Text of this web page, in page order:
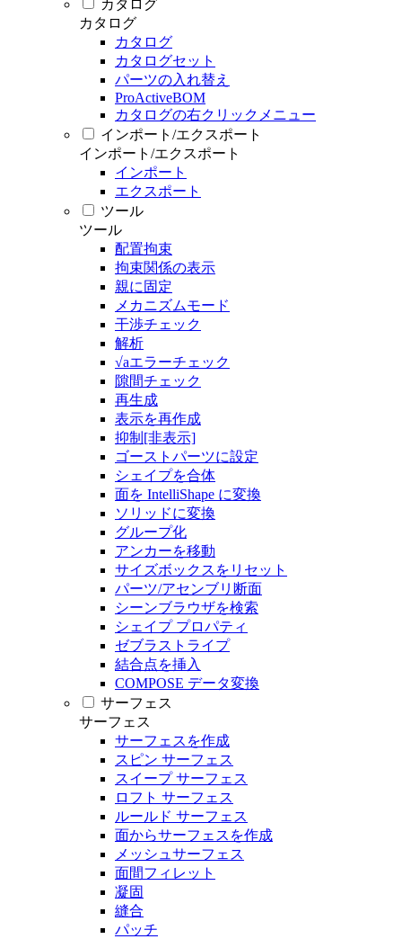
カタログ
カタログ
カタログ
カタログセット
パーツの入れ替え
ProActiveBOM
カタログの右クリックメニュー
インポート/エクスポート
インポート/エクスポート
インポート
エクスポート
ツール
ツール
配置拘束
拘束関係の表示
親に固定
メカニズムモード
干渉チェック
解析
√aエラーチェック
隙間チェック
再生成
表示を再作成
抑制[非表示]
ゴーストパーツに設定
シェイプを合体
面を IntelliShape に変換
ソリッドに変換
グループ化
アンカーを移動
サイズボックスをリセット
パーツ/アセンブリ断面
シーンブラウザを検索
シェイプ プロパティ
ゼブラストライプ
結合点を挿入
COMPOSE データ変換
サーフェス
サーフェス
サーフェスを作成
スピン サーフェス
スイープ サーフェス
ロフト サーフェス
ルールド サーフェス
面からサーフェスを作成
メッシュサーフェス
面間フィレット
凝固
縫合
パッチ